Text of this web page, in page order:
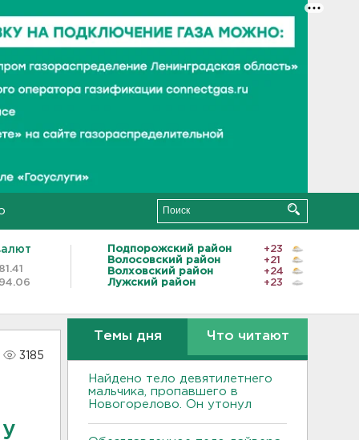
81.41
94.06
Подпорожский район
+23
Волосовский район
+21
Волховский район
+24
Лужский район
+23
3185
Темы дня Что читают
Найдено тело девятилетнего
мальчика, пропавшего в
Новогорелово. Он утонул